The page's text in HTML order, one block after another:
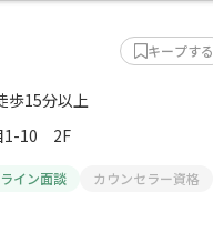
キープする
歩15分以上
1-10 2F
イン面談 カウンセラー資格